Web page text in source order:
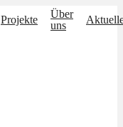
Projekte
Über
uns